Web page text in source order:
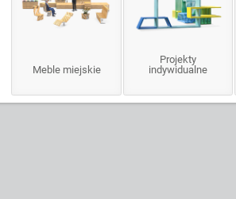
Meble miejskie
Projekty
indywidualne